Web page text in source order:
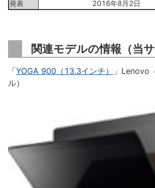
発表 2016年8月2日
関連モデルの情報（当サ
「YOGA 900（13.3インチ）
」Lenovo
ル）